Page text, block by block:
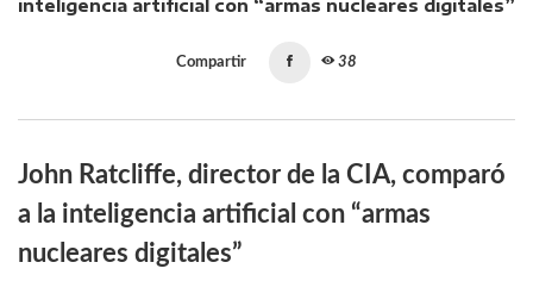
Compartir 38
John Ratcliffe, director de la CIA, comparó
a la inteligencia artificial con “armas
nucleares digitales”